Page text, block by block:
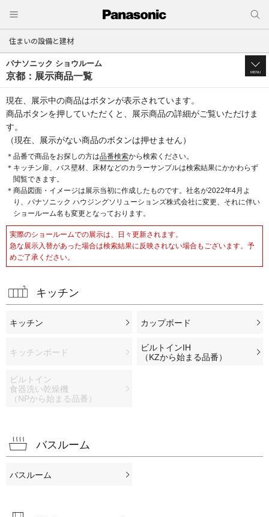
住まいの設備と建材
パナソニック ショウルーム
京都：展示商品一覧 MENU
現在、展示中の商品はボタンが表示されています。
商品ボタンを押していただくと、展示商品の詳細がご覧いただけま
す。
（現在、展示がない商品のボタンは押せません）
＊品番で商品をお探しの方は品番検索から検索ください。
＊キッチン扉、バス壁材、床材などのカラーサンプルは検索結果にかかわらず
閲覧できます。
＊商品図面・イメージは展示当初に作成したものです。社名が2022年4月よ
り、パナソニック ハウジングソリューションズ株式会社に変更、それに伴い
ショールーム名も変更となっております。
実際のショールームでの展示は、日々更新されます。
急な展示入替があった場合は検索結果に反映されない場合もございます。予
めご了承ください。
キッチン
キッチン カップボード
キッチンボード
ビルトインIH
（KZから始まる品番）
ビルトイン
食器洗い乾燥機
（NPから始まる品番）
バスルーム
バスルーム